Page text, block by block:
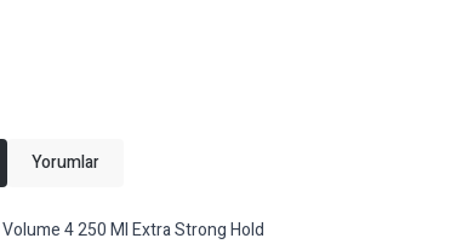
Yorumlar
4 250 Ml Extra Strong Hold